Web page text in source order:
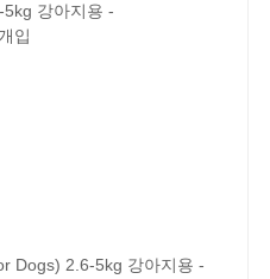
Dogs) 2.6-5kg 강아지용 -